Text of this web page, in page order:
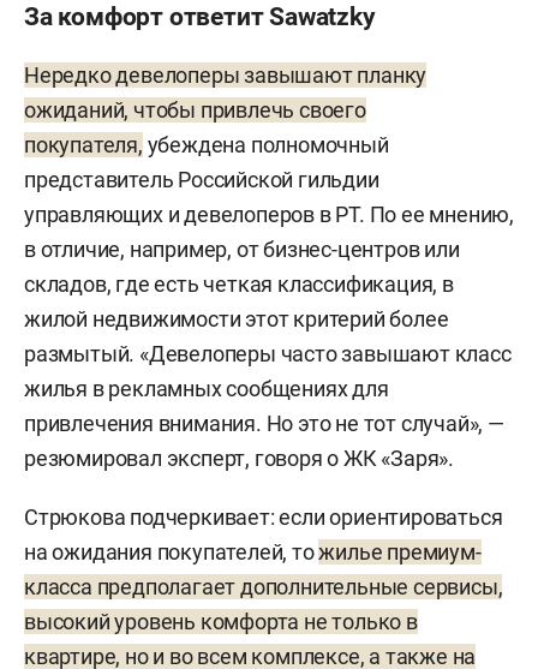
За комфорт ответит Sawatzky
Нередко девелоперы завышают планку
ожиданий, чтобы привлечь своего
покупателя, убеждена полномочный
представитель Российской гильдии
управляющих и девелоперов в РТ. По ее мнению,
в отличие, например, от бизнес-центров или
складов, где есть четкая классификация, в
жилой недвижимости этот критерий более
размытый. «Девелоперы часто завышают класс
жилья в рекламных сообщениях для
привлечения внимания. Но это не тот случай», —
резюмировал эксперт, говоря о ЖК «Заря».
Стрюкова подчеркивает: если ориентироваться
на ожидания покупателей, тожилье премиум-
класса предполагает дополнительные сервисы,
высокий уровень комфорта не только в
квартире, но и во всем комплексе, а также на